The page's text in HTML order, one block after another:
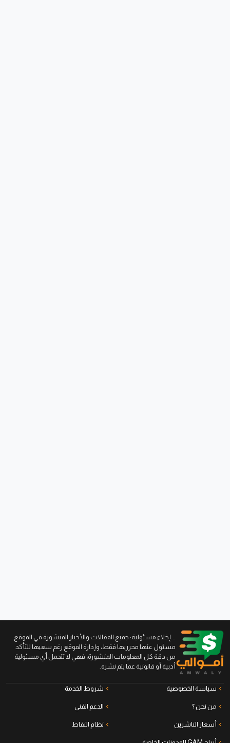
...إخلاء مسئولية: جميع المقالات والأخبار المنشورة في الموقع
مسئول عنها محرريها فقط، وإدارة الموقع رغم سعيها للتأكد
من دقة كل المعلومات المنشورة، فهي لا تتحمل أي مسئولية
أدبية أو قانونية عما يتم نشره.
سياسة الخصوصية شروط الخدمة
من نحن ؟ الدعم الفني
أسعار الناشرين نظام النقاط